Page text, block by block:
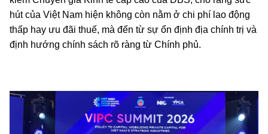
hút của Việt Nam hiện không còn nằm ở chi phí lao động
thấp hay ưu đãi thuế, mà đến từ sự ổn định địa chính trị và
định hướng chính sách rõ ràng từ Chính phủ.